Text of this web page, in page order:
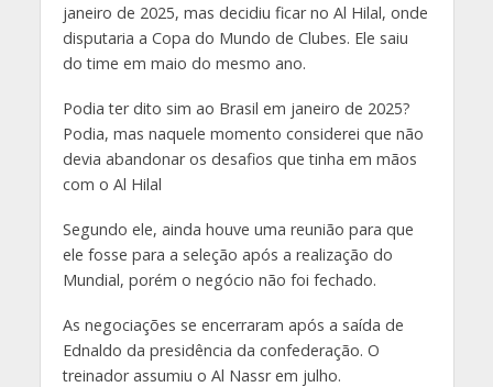
janeiro de 2025, mas decidiu ficar no Al Hilal, onde
disputaria a Copa do Mundo de Clubes. Ele saiu
do time em maio do mesmo ano.
Podia ter dito sim ao Brasil em janeiro de 2025?
Podia, mas naquele momento considerei que não
devia abandonar os desafios que tinha em mãos
com o Al Hilal
Segundo ele, ainda houve uma reunião para que
ele fosse para a seleção após a realização do
Mundial, porém o negócio não foi fechado.
As negociações se encerraram após a saída de
Ednaldo da presidência da confederação. O
treinador assumiu o Al Nassr em julho.